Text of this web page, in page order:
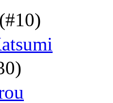
(#10)